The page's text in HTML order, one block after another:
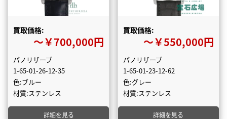
買取価格:
〜￥700,000円
パノリザーブ
1-65-01-26-12-35
色:ブルー
材質:ステンレス
詳細を見る
買取価格:
〜￥550,000円
パノリザーブ
1-65-01-23-12-62
色:グレー
材質:ステンレス
詳細を見る